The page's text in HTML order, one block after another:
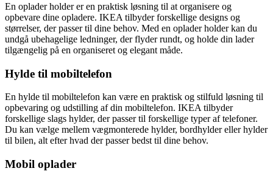
En oplader holder er en praktisk løsning til at organisere og
opbevare dine opladere. IKEA tilbyder forskellige designs og
størrelser, der passer til dine behov. Med en oplader holder kan du
undgå ubehagelige ledninger, der flyder rundt, og holde din lader
tilgængelig på en organiseret og elegant måde.
Hylde til mobiltelefon
En hylde til mobiltelefon kan være en praktisk og stilfuld løsning til
opbevaring og udstilling af din mobiltelefon. IKEA tilbyder
forskellige slags hylder, der passer til forskellige typer af telefoner.
Du kan vælge mellem vægmonterede hylder, bordhylder eller hylder
til bilen, alt efter hvad der passer bedst til dine behov.
Mobil oplader